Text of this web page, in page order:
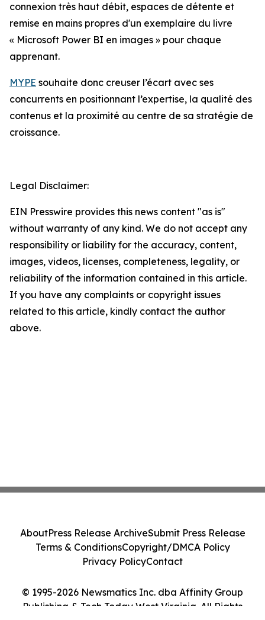
connexion très haut débit, espaces de détente et
remise en mains propres d'un exemplaire du livre
« Microsoft Power BI en images » pour chaque
apprenant.
MYPE souhaite donc creuser l’écart avec ses
concurrents en positionnant l’expertise, la qualité des
contenus et la proximité au centre de sa stratégie de
croissance.
Legal Disclaimer:
EIN Presswire provides this news content "as is"
without warranty of any kind. We do not accept any
responsibility or liability for the accuracy, content,
images, videos, licenses, completeness, legality, or
reliability of the information contained in this article.
If you have any complaints or copyright issues
related to this article, kindly contact the author
above.
© 1995-2026 Newsmatics Inc. dba Affinity Group
Publishing & Tech Today West Virginia. All Rights
AboutPress Release ArchiveSubmit Press Release
Terms & ConditionsCopyright/DMCA Policy
Privacy PolicyContact